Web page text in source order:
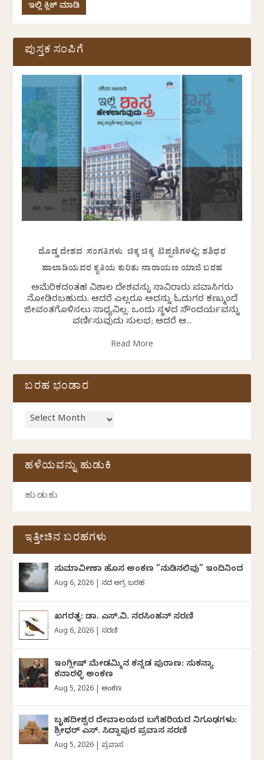
ಇಲ್ಲಿ ಕ್ಲಿಕ್ ಮಾಡಿ
ಪುಸ್ತಕ ಸಂಪಿಗೆ
ದೊಡ್ಡ ದೇಶದ ಸಂಗತಿಗಳು ಚಿಕ್ಕ ಚಿಕ್ಕ ಟಿಪ್ಪಣಿಗಳಲ್ಲಿ: ಶಶಿಧರ
ಹಾಲಾಡಿಯವರ ಕೃತಿಯ ಕುರಿತು ನಾರಾಯಣ ಯಾಜಿ ಬರಹ
ಅಮೆರಿಕದಂತಹ ವಿಶಾಲ ದೇಶವನ್ನು ಸಾವಿರಾರು ಪ್ರವಾಸಿಗರು
ನೋಡಿರಬಹುದು. ಆದರೆ ಎಲ್ಲರೂ ಅದನ್ನು ಓದುಗರ ಕಣ್ಮುಂದೆ
ಜೀವಂತಗೊಳಿಸಲು ಸಾಧ್ಯವಿಲ್ಲ. ಒಂದು ಸ್ಥಳದ ಸೌಂದರ್ಯವನ್ನು
ವರ್ಣಿಸುವುದು ಸುಲಭ; ಆದರೆ ಆ...
Read More
ಬರಹ ಭಂಡಾರ
ಹಳೆಯವನ್ನು ಹುಡುಕಿ
ಇತ್ತೀಚಿನ ಬರಹಗಳು
ಸುಮಾವೀಣಾ ಹೊಸ ಅಂಕಣ “ನುಡಿನಲಿವು” ಇಂದಿನಿಂದ
Aug 6, 2026 ದಿನದ ಅಗ್ರ ಬರಹ
ಖಗರತ್ನ: ಡಾ. ಎಸ್.ವಿ. ನರಸಿಂಹನ್‌‌ ಸರಣಿ
Aug 6, 2026 ಸರಣಿ
ಇಂಗ್ಲೀಷ್ ಮೇಡಮ್ಮಿನ ಕನ್ನಡ ಪುರಾಣ: ಸುಕನ್ಯಾ
ಕನಾರಳ್ಳಿ ಅಂಕಣ
Aug 5, 2026 ಅಂಕಣ
ಬೃಹದೀಶ್ವರ ದೇವಾಲಯದ ಬಗೆಹರಿಯದ ನಿಗೂಢಗಳು:
ಶ್ರೀಧರ್‌ ಎಸ್.‌ ಸಿದ್ದಾಪುರ ಪ್ರವಾಸ ಸರಣಿ
Aug 5, 2026 ಪ್ರವಾಸ